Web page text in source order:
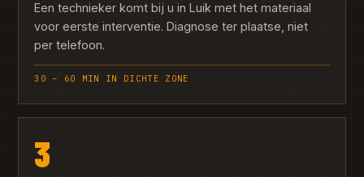
Een technieker komt bij u in Luik met het materiaal
voor eerste interventie. Diagnose ter plaatse, niet
per telefoon.
30 – 60 MIN IN DICHTE ZONE
3